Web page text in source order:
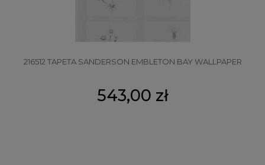
216512 TAPETA SANDERSON EMBLETON BAY WALLPAPER
543,00 zł